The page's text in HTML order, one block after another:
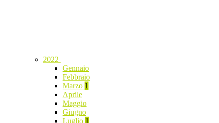
2022
Gennaio
Febbraio
Marzo 1
Aprile
Maggio
Giugno
Luglio 1